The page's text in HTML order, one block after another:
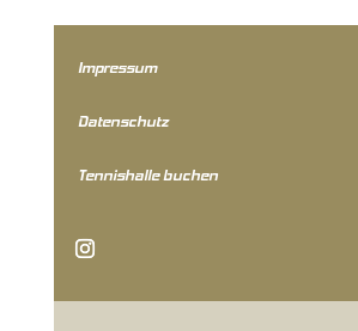
Impressum
Datenschutz
Tennishalle buchen